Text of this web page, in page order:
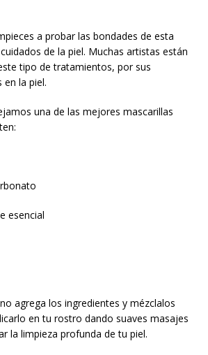
a probar las bondades de esta
de la piel. Muchas artistas están
tipo de tratamientos, por sus
en la piel.
una de las mejores mascarillas
esencial
agrega los ingredientes y mézclalos
en tu rostro dando suaves masajes
la limpieza profunda de tu piel.